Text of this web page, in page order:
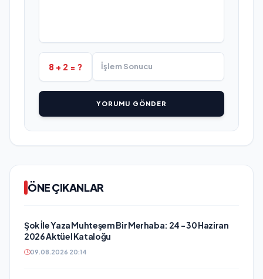
8 + 2 = ?
YORUMU GÖNDER
ÖNE ÇIKANLAR
Şok İle Yaza Muhteşem Bir Merhaba: 24 - 30 Haziran
2026 Aktüel Kataloğu
09.08.2026 20:14